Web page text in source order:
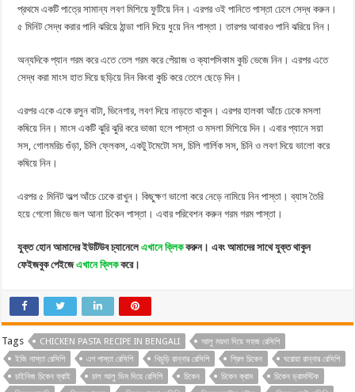
প্রথমে একটি পাত্রে সামান্য লবণ মিশিয়ে ফুটিয়ে নিন। এরপর ওই পানিতে পাস্তা ঢেলে সেদ্ধ করুন।
৫ মিনিট সেদ্ধ করার পানি ঝরিয়ে ঠান্ডা পানি দিয়ে ধুয়ে নিন পাস্তা। তারপর আবারও পানি ঝরিয়ে নিন।
অন্যদিকে প্যান গরম করে এতে তেল গরম করে পেঁয়াজ ও ক্যাপসিকাম কুচি ভেজে নিন। এরপর এতে
সেদ্ধ করা মাংস হাত দিয়ে ছড়িয়ে নিন কিংবা কুচি করে তেলে ছেড়ে দিন।
এরপর একে একে রসুন বাটা, ভিনেগার, লবণ দিয়ে নাড়তে থাকুন। এরপর হালকা আঁচে ঢেকে মসলা
কষিয়ে নিন। মাংস একটি ঝুরি ঝুরি করে ভাজা হলে পাস্তা ও মসলা মিশিয়ে দিন। এবার প্যানে সয়া
সস, গোলমরিচ গুঁড়া, চিলি ফ্লেকস, একটু টমেটো সস, চিলি গার্লিক সস, চিনি ও লবণ দিয়ে ভালো করে
কষিয়ে নিন।
এরপর ৫ মিনিট অল্প আঁচে ঢেকে রাখুন। কিছুক্ষণ ভালো করে নেড়ে নামিয়ে নিন পাস্তা। ব্যাস তৈরি
হয়ে গেলো জিভে জল আনা চিকেন পাস্তা। এবার পরিবেশন করুন গরম গরম পাস্তা।
যুক্ত হোন আমাদের ইউটিউব চ্যানেলেএখানে ক্লিককরুন। এবং আমাদের সাথে যুক্ত থাকুন
ফেইজবুক পেইজেএখানে ক্লিককরে।
Tags CHICKEN PASTA RECIPE IN BENGALI
আলু ময়দা দিয়ে সহজ রেসিপি
ইজি নাস্তা রেসিপি
এগ পাস্তা রেসিপি খিচুড়ি রান্নার রেসিপি গ্রিল চিকেন
ঘরোয়া রান্নার রেসিপি
চাইনিজ চিকেন ফ্রাই
চাল আলু ডিম দিয়ে রেসিপি চিকেন চিকেন ক্রাম
চিকেন ড্রামস্টিক